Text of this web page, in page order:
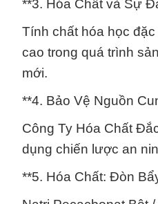
**3. Hóa Chất và Sự
Tính chất hóa học
cao trong quá trình
mới.
**4. Bảo Vệ Nguồn
Công Ty Hóa Chất
dụng chiến lược an
**5. Hóa Chất: Đòn